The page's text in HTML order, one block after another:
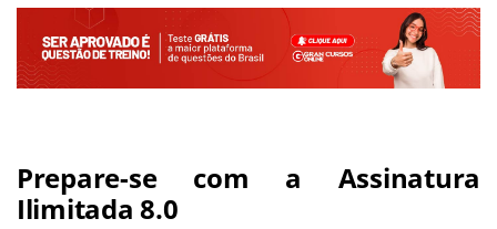
Prepare-se com a Assinatura
Ilimitada 8.0